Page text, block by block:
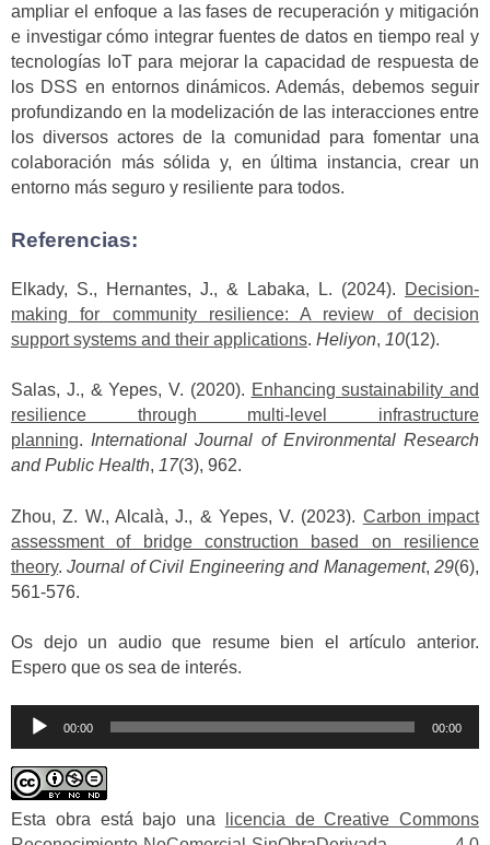
ampliar el enfoque a las fases de recuperación y mitigación
e investigar cómo integrar fuentes de datos en tiempo real y
tecnologías IoT para mejorar la capacidad de respuesta de
los DSS en entornos dinámicos. Además, debemos seguir
profundizando en la modelización de las interacciones entre
los diversos actores de la comunidad para fomentar una
colaboración más sólida y, en última instancia, crear un
entorno más seguro y resiliente para todos.
Referencias:
Elkady, S., Hernantes, J., & Labaka, L. (2024).
Decision-
making for community resilience: A review of decision
support systems and their applications. Heliyon, 10(12).
Salas, J., & Yepes, V. (2020). Enhancing sustainability and
resilience through multi-level infrastructure
planning. International Journal of Environmental Research
and Public Health, 17(3), 962.
Zhou, Z. W., Alcalà, J., & Yepes, V. (2023). Carbon impact
assessment of bridge construction based on resilience
theory.Journal of Civil Engineering and Management,29(6),
561-576.
Os dejo un audio que resume bien el artículo anterior.
Espero que os sea de interés.
Reproductor
audio
00:00 00:00
Esta obra está bajo una
licencia de Creative Commons